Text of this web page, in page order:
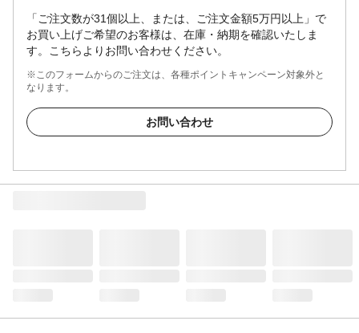
「ご注文数が31個以上、または、ご注文金額5万円以上」で
お買い上げご希望のお客様は、在庫・納期を確認いたしま
す。こちらよりお問い合わせください。
※このフォームからのご注文は、各種ポイントキャンペーン対象外と
なります。
お問い合わせ